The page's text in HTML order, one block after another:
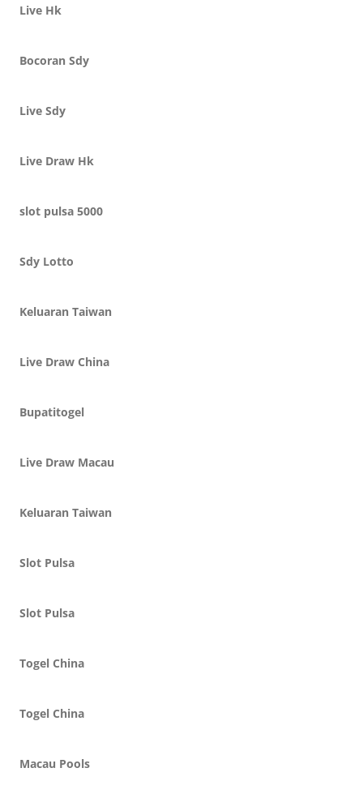
Live Hk
Bocoran Sdy
Live Sdy
Live Draw Hk
slot pulsa 5000
Sdy Lotto
Keluaran Taiwan
Live Draw China
Bupatitogel
Live Draw Macau
Keluaran Taiwan
Slot Pulsa
Slot Pulsa
Togel China
Togel China
Macau Pools